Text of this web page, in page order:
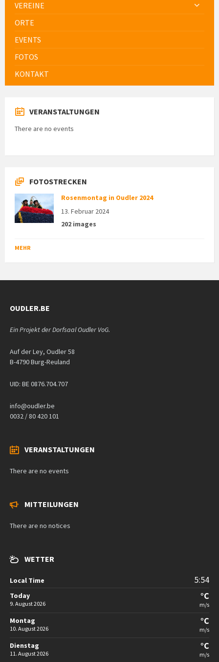
VEREINE
ORTE
EVENTS
FOTOS
KONTAKT
VERANSTALTUNGEN
There are no events
FOTOSTRECKEN
Rosenmontag in Oudler 2024
13. Februar 2024
202 images
MEHR
OUDLER.BE
Ein Projekt der Dorfsaal Oudler VoG.
Auf der Ley, Oudler 58
B-4790 Burg-Reuland
UID: BE 0876.704.707
info@oudler.be
0032 / 80 420 101
VERANSTALTUNGEN
There are no events
MITTEILUNGEN
There are no notices
WETTER
Local Time 5:54
Today
9. August 2026
°C
m/s
Montag
10. August 2026
°C
m/s
Dienstag
11. August 2026
°C
m/s